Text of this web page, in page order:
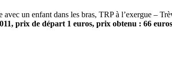
un enfant dans les bras, TRP à l’exergue –
prix de départ 1 euros, prix obtenu : 66 euros